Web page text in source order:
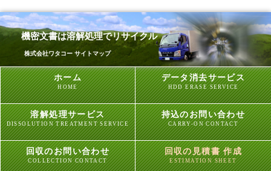
ホーム
HOME
データ消去サービス
HDD ERASE SERVICE
溶解処理サービス
DISSOLUTION TREATMENT SERVICE
持込のお問い合わせ
CARRY-ON CONTACT
回収のお問い合わせ
COLLECTION CONTACT
回収の見積書 作成
ESTIMATION SHEET
機密文書は溶解処理でリサイクル
株式会社ワタコー サイトマップ